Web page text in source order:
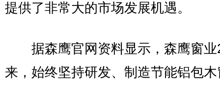
提供了非常大的市场发展机遇。
据森鹰官网资料显示，森鹰窗业
来，始终坚持研发、制造节能铝包